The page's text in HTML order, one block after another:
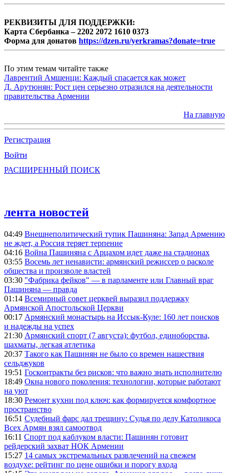
РЕКВИЗИТЫ ДЛЯ ПОДДЕРЖКИ:
Карта Сбербанка – 2202 2072 1610 0373
Форма для донатов https://dzen.ru/yerkramas?donate=true
По этим темам читайте также
Лаврентий Амшенци: Каждый спасается как может
Д. Арутюнян: Рост цен серьезно отразился на деятельности
правительства Армении
На главную
Регистрация
Войти
РАСШИРЕННЫЙ ПОИСК
лента новостей
04:49 Внешнеполитический тупик Пашиняна: Запад Армению
не ждет, а Россия теряет терпение
04:16 Война Пашиняна с Арцахом идет даже на стадионах
03:55 Восемь лет ненависти: армянский режиссер о расколе
общества и произволе властей
03:30 "Фабрика фейков" — в парламенте или Главный враг
Пашиняна — правда
01:14 Всемирный совет церквей выразил поддержку
Армянской Апостольской Церкви
00:17 Армянский монастырь на Иссык-Куле: 160 лет поисков
и надежды на успех
21:30 Армянский спорт (7 августа): футбол, единоборства,
шахматы, легкая атлетика
20:37 Такого как Пашинян не было со времен нашествия
сельджуков
19:51 Госконтракты без рисков: что важно знать исполнителю
18:49 Окна нового поколения: технологии, которые работают
на уют
18:30 Ремонт кухни под ключ: как формируется комфортное
пространство
16:51 Судебный фарс дал трещину: Судья по делу Католикоса
Всех Армян взял самоотвод
16:11 Спорт под каблуком власти: Пашинян готовит
рейдерский захват НОК Армении
15:27 14 самых экстремальных развлечений на свежем
воздухе: рейтинг по цене ошибки и порогу входа